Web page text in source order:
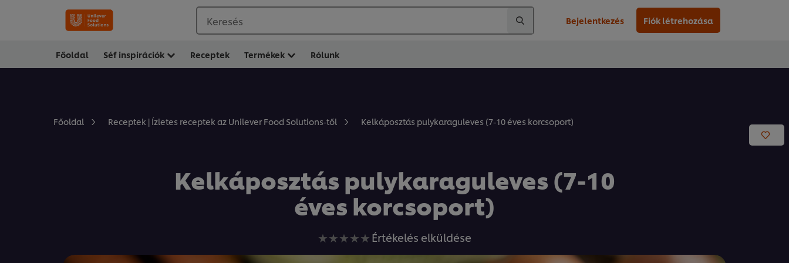
Keresés Bejelentkezés Fiók létrehozása
Főoldal Séf inspirációk Receptek Termékek Rólunk
Főoldal Receptek | Ízletes receptek az Unilever Food Solutions-től Kelkáposztás pulykaraguleves (7-10 éves korcsoport)
Kelkáposztás pulykaraguleves (7-10
éves korcsoport)
Nem
küldtek
Értékelés elküldése